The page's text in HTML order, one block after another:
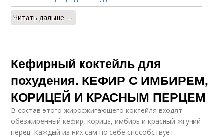
Читать дальше →
Кефирный коктейль для
похудения. КЕФИР С ИМБИРЕМ,
КОРИЦЕЙ И КРАСНЫМ ПЕРЦЕМ
В состав этого жиросжигающего коктейля входят
обезжиренный кефир, корица, имбирь и красный жгучий
перец. Каждый из них сам по себе способствует